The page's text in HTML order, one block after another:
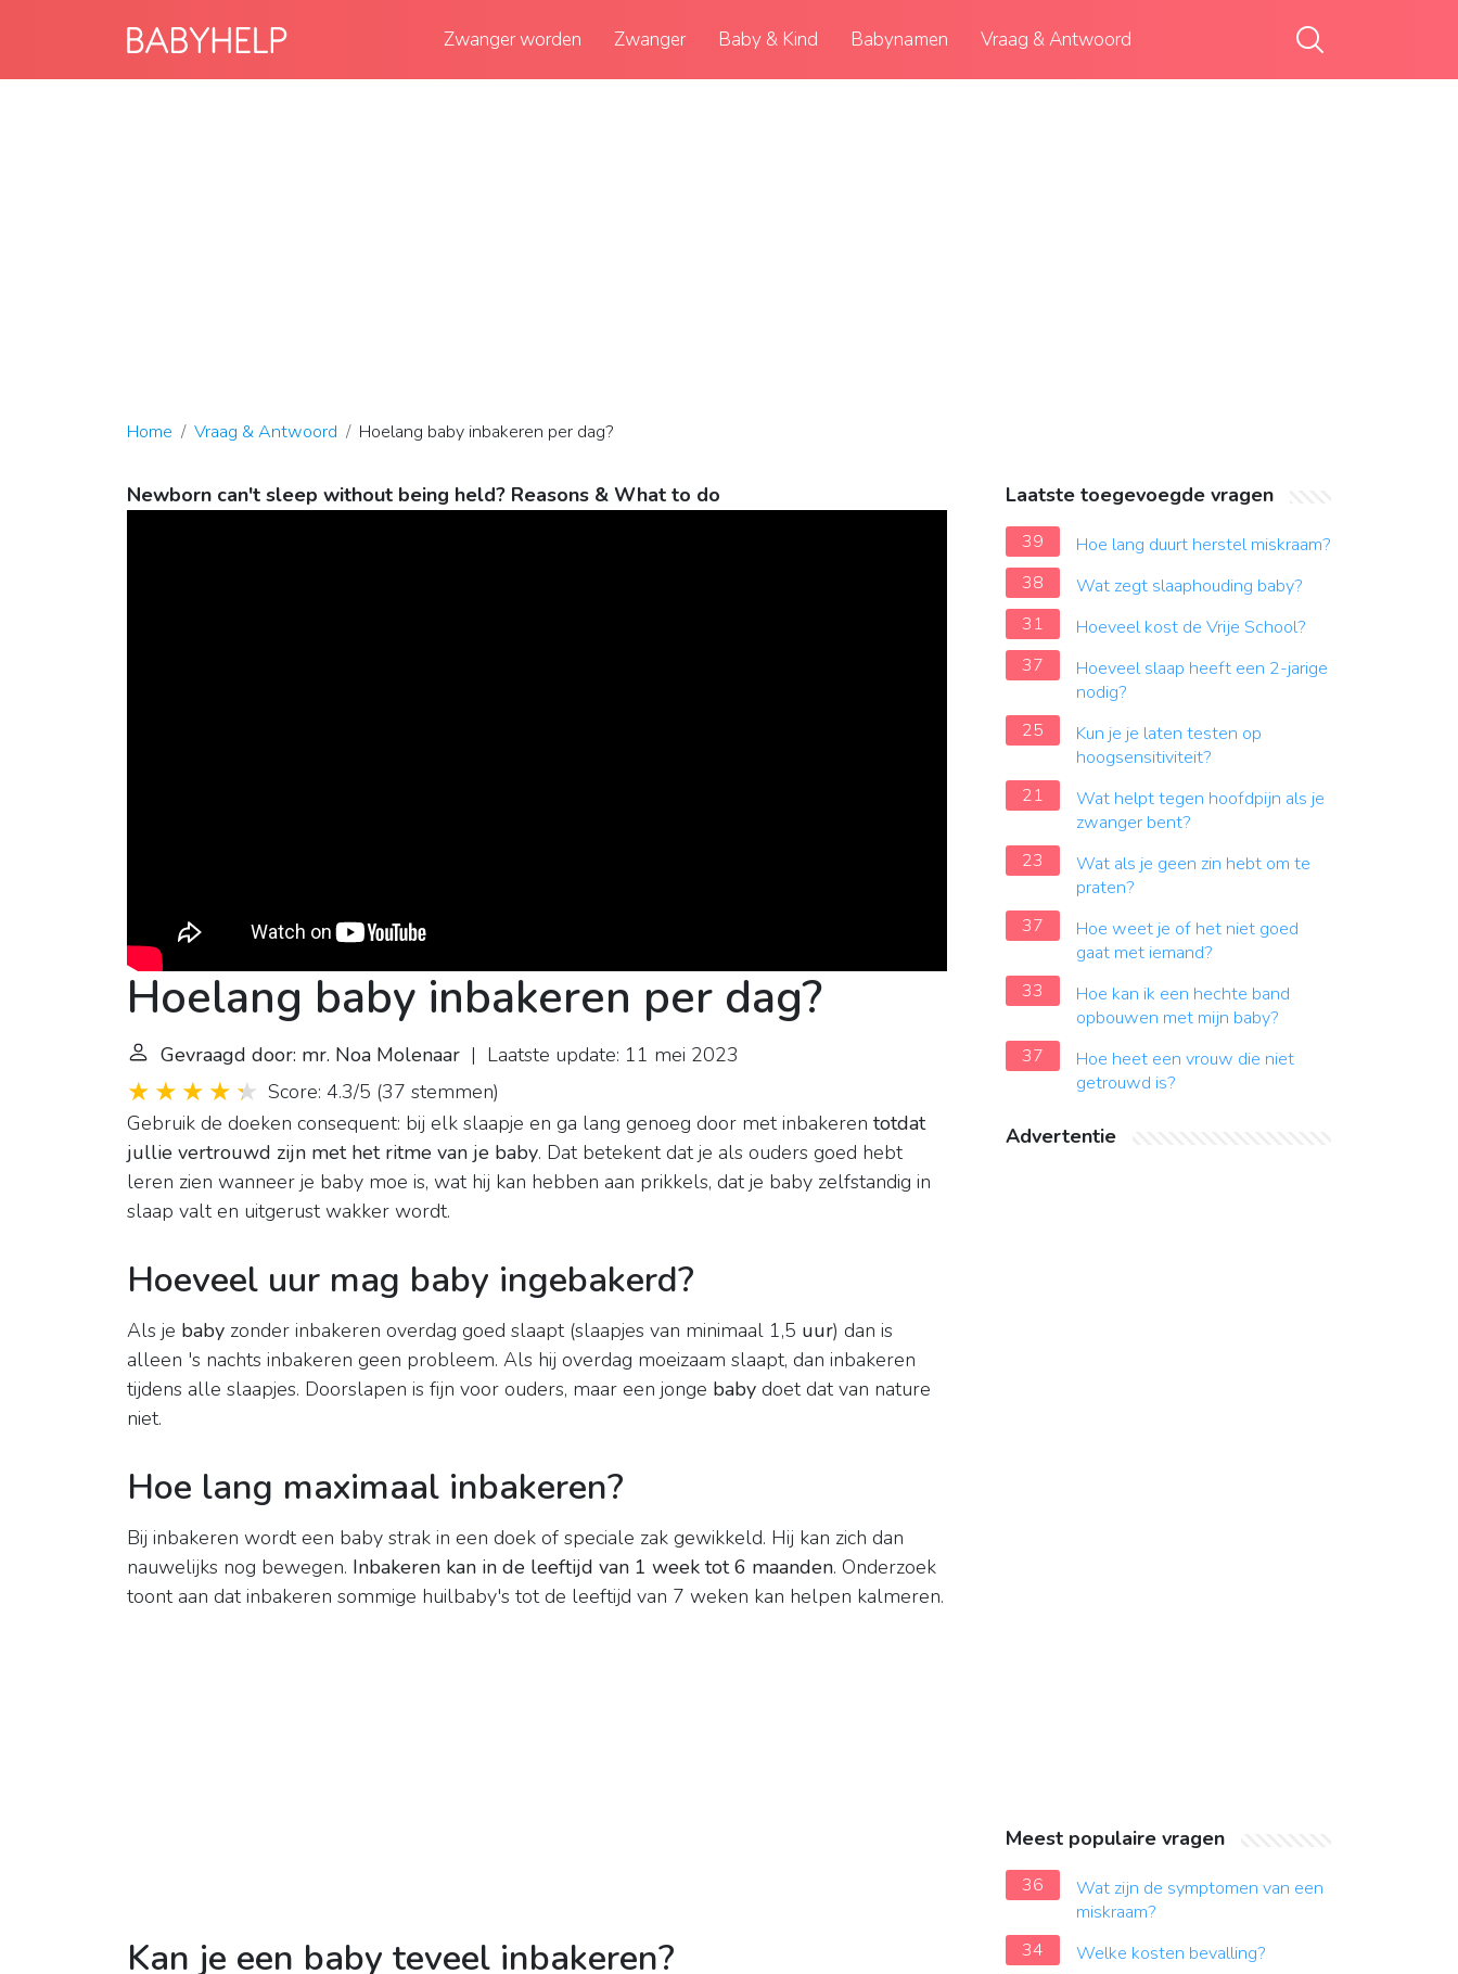
Zwanger worden Zwanger Baby & Kind Babynamen Vraag & Antwoord
Home Vraag & Antwoord Hoelang baby inbakeren per dag?
Newborn can't sleep without being held? Reasons & What to do
Hoelang baby inbakeren per dag?
Gevraagd door: mr. Noa Molenaar | Laatste update: 11 mei 2023
Score: 4.3/5 (37 stemmen)
Gebruik de doeken consequent: bij elk slaapje en ga lang genoeg door met inbakeren totdat
jullie vertrouwd zijn met het ritme van je baby. Dat betekent dat je als ouders goed hebt
leren zien wanneer je baby moe is, wat hij kan hebben aan prikkels, dat je baby zelfstandig in
slaap valt en uitgerust wakker wordt.
Hoeveel uur mag baby ingebakerd?
Als je baby zonder inbakeren overdag goed slaapt (slaapjes van minimaal 1,5 uur) dan is
alleen 's nachts inbakeren geen probleem. Als hij overdag moeizaam slaapt, dan inbakeren
tijdens alle slaapjes. Doorslapen is fijn voor ouders, maar een jonge baby doet dat van nature
niet.
Hoe lang maximaal inbakeren?
Bij inbakeren wordt een baby strak in een doek of speciale zak gewikkeld. Hij kan zich dan
nauwelijks nog bewegen. Inbakeren kan in de leeftijd van 1 week tot 6 maanden. Onderzoek
toont aan dat inbakeren sommige huilbaby's tot de leeftijd van 7 weken kan helpen kalmeren.
Kan je een baby teveel inbakeren?
Laatste toegevoegde vragen
39
Hoe lang duurt herstel miskraam?
38
Wat zegt slaaphouding baby?
31
Hoeveel kost de Vrije School?
37
Hoeveel slaap heeft een 2-jarige
nodig?
25
Kun je je laten testen op
hoogsensitiviteit?
21
Wat helpt tegen hoofdpijn als je
zwanger bent?
23
Wat als je geen zin hebt om te
praten?
37
Hoe weet je of het niet goed
gaat met iemand?
33
Hoe kan ik een hechte band
opbouwen met mijn baby?
37
Hoe heet een vrouw die niet
getrouwd is?
Advertentie
Meest populaire vragen
36
Wat zijn de symptomen van een
miskraam?
34
Welke kosten bevalling?